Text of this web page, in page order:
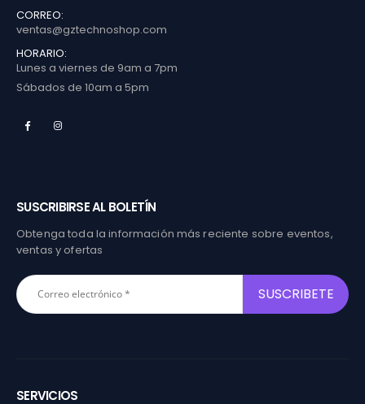
CORREO:
ventas@gztechnoshop.com
HORARIO:
Lunes a viernes de 9am a 7pm
Sábados de 10am a 5pm
SUSCRIBIRSE AL BOLETÍN
Obtenga toda la información más reciente sobre eventos,
ventas y ofertas
SERVICIOS